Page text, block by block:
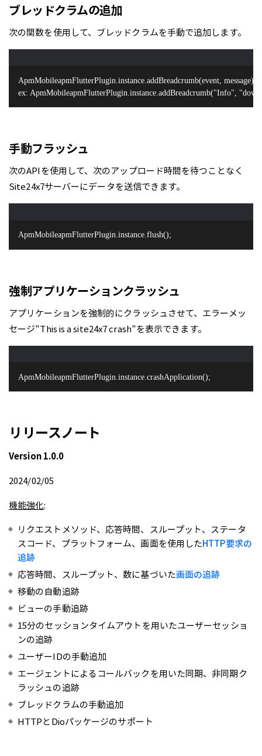
ブレッドクラムの追加
次の関数を使用して、ブレッドクラムを手動で追加します。
ApmMobileapmFlutterPlugin.instance.addBreadcrumb(event, message);
ex: ApmMobileapmFlutterPlugin.instance.addBreadcrumb("Info",
手動フラッシュ
次のAPIを使用して、次のアップロード時間を待つことなく
Site24x7サーバーにデータを送信できます。
ApmMobileapmFlutterPlugin.instance.flush();
強制アプリケーションクラッシュ
アプリケーションを強制的にクラッシュさせて、エラーメッ
セージ"This is a site24x7 crash"を表示できます。
ApmMobileapmFlutterPlugin.instance.crashApplication();
リリースノート
Version 1.0.0
2024/02/05
機能強化:
リクエストメソッド、応答時間、スループット、ステータ
スコード、プラットフォーム、画面を使用したHTTP要求の
追跡
応答時間、スループット、数に基づいた画面の追跡
移動の自動追跡
ビューの手動追跡
15分のセッションタイムアウトを用いたユーザーセッショ
ンの追跡
ユーザーIDの手動追加
エージェントによるコールバックを用いた同期、非同期ク
ラッシュの追跡
ブレッドクラムの手動追加
HTTPとDioパッケージのサポート